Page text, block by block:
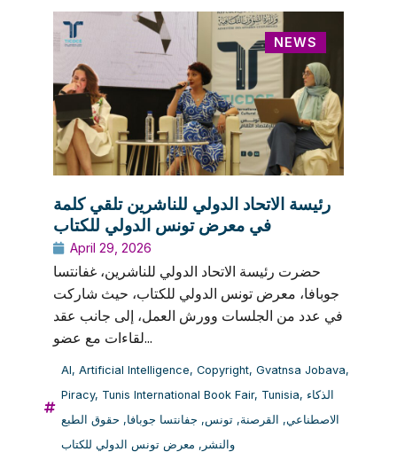
NEWS
رئيسة الاتحاد الدولي للناشرين تلقي كلمة
في معرض تونس الدولي للكتاب
April 29, 2026
حضرت رئيسة الاتحاد الدولي للناشرين، غفانتسا
جوبافا، معرض تونس الدولي للكتاب، حيث شاركت
في عدد من الجلسات وورش العمل، إلى جانب عقد
لقاءات مع عضو...
AI, Artificial Intelligence, Copyright, Gvatnsa Jobava,
Piracy, Tunis International Book Fair, Tunisia, الذكاء
الاصطناعي, القرصنة, تونس, جفانتسا جوبافا, حقوق الطبع
والنشر , معرض تونس الدولي للكتاب